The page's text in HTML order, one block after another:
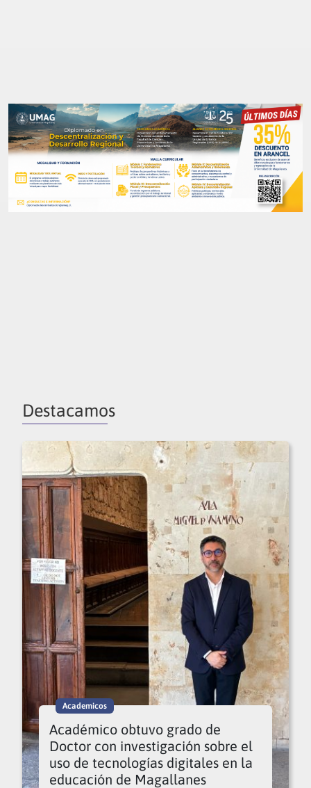
Destacamos
Academicos
Académico obtuvo grado de
Doctor con investigación sobre el
uso de tecnologías digitales en la
educación de Magallanes